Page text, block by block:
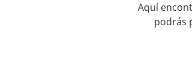
Aquí
podrás